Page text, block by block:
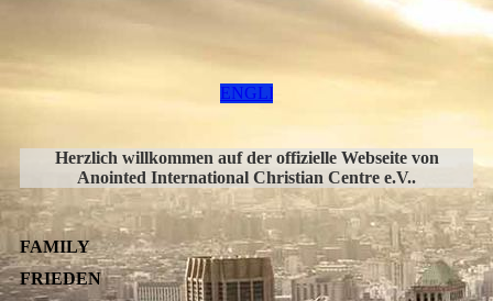
ENGLISH
Herzlich willkommen auf der offizielle Webseite von
Anointed International Christian Centre e.V..
FAMILY
FRIEDEN